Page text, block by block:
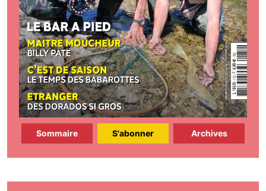
Sommaire S'abonner Archives